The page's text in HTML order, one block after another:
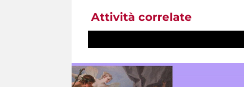
Attività correlate